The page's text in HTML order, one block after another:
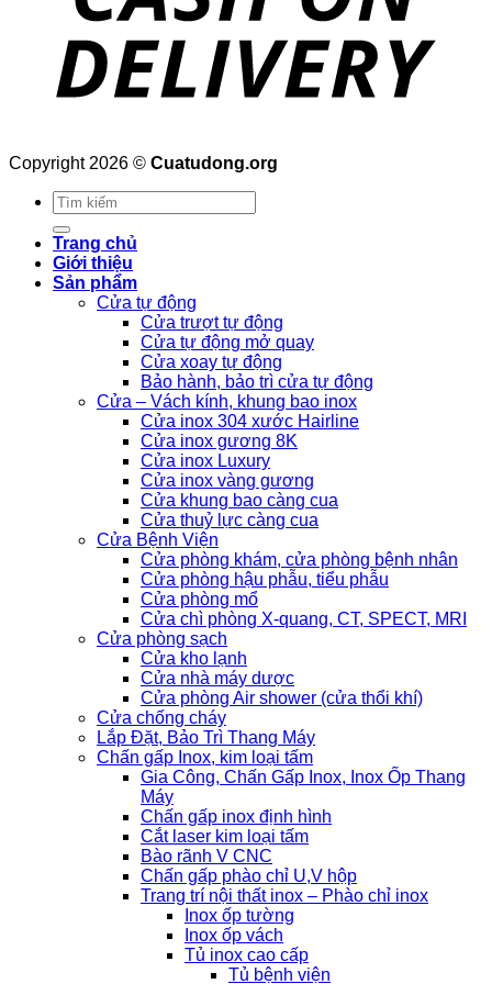
Copyright 2026 © Cuatudong.org
Tìm
kiếm:
Trang chủ
Giới thiệu
Sản phẩm
Cửa tự động
Cửa trượt tự động
Cửa tự động mở quay
Cửa xoay tự động
Bảo hành, bảo trì cửa tự động
Cửa – Vách kính, khung bao inox
Cửa inox 304 xước Hairline
Cửa inox gương 8K
Cửa inox Luxury
Cửa inox vàng gương
Cửa khung bao càng cua
Cửa thuỷ lực càng cua
Cửa Bệnh Viện
Cửa phòng khám, cửa phòng bệnh nhân
Cửa phòng hậu phẫu, tiểu phẫu
Cửa phòng mổ
Cửa chì phòng X-quang, CT, SPECT, MRI
Cửa phòng sạch
Cửa kho lạnh
Cửa nhà máy dược
Cửa phòng Air shower (cửa thổi khí)
Cửa chống cháy
Lắp Đặt, Bảo Trì Thang Máy
Chấn gấp Inox, kim loại tấm
Gia Công, Chấn Gấp Inox, Inox Ốp Thang
Máy
Chấn gấp inox định hình
Cắt laser kim loại tấm
Bào rãnh V CNC
Chấn gấp phào chỉ U,V hộp
Trang trí nội thất inox – Phào chỉ inox
Inox ốp tường
Inox ốp vách
Tủ inox cao cấp
Tủ bệnh viện